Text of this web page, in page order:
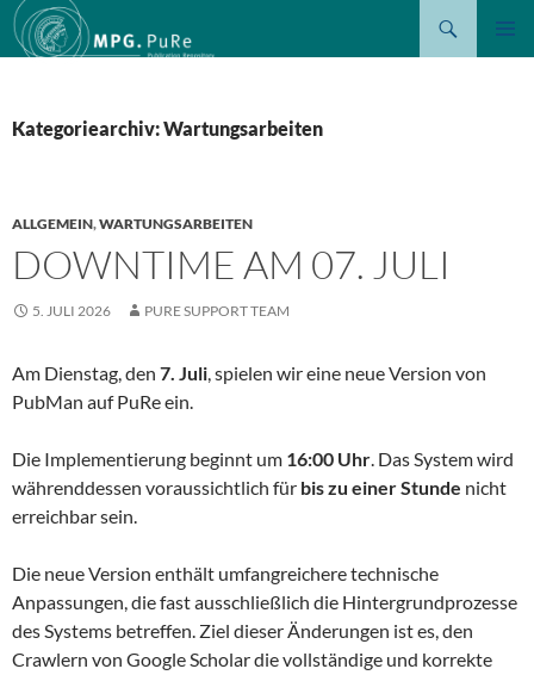
Suchen
ZUM
Kategoriearchiv: Wartungsarbeiten
ALLGEMEIN,WARTUNGSARBEITEN
DOWNTIME AM 07. JULI
5. JULI 2026 PURE SUPPORT TEAM
Am Dienstag, den 7. Juli, spielen wir eine neue Version von
PubMan auf PuRe ein.
Die Implementierung beginnt um 16:00 Uhr. Das System wird
währenddessen voraussichtlich für bis zu einer Stunde nicht
erreichbar sein.
Die neue Version enthält umfangreichere technische
Anpassungen, die fast ausschließlich die Hintergrundprozesse
des Systems betreffen. Ziel dieser Änderungen ist es, den
Crawlern von Google Scholar die vollständige und korrekte